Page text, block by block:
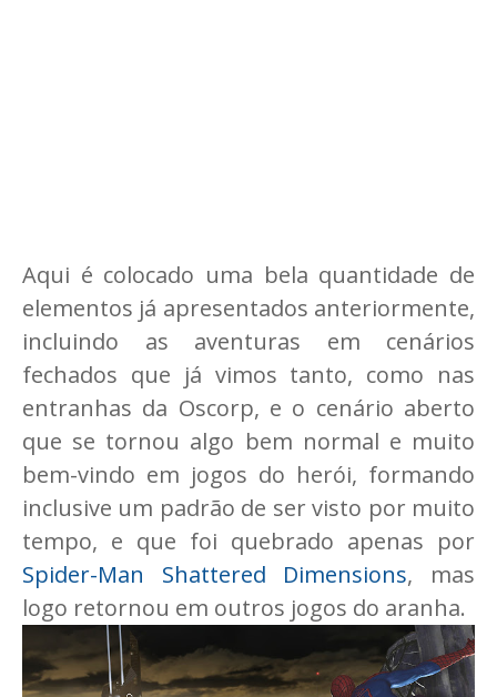
Aqui é colocado uma bela quantidade de
elementos já apresentados anteriormente,
incluindo as aventuras em cenários
fechados que já vimos tanto, como nas
entranhas da Oscorp, e o cenário aberto
que se tornou algo bem normal e muito
bem-vindo em jogos do herói, formando
inclusive um padrão de ser visto por muito
tempo, e que foi quebrado apenas por
Spider-Man Shattered Dimensions, mas
logo retornou em outros jogos do aranha.